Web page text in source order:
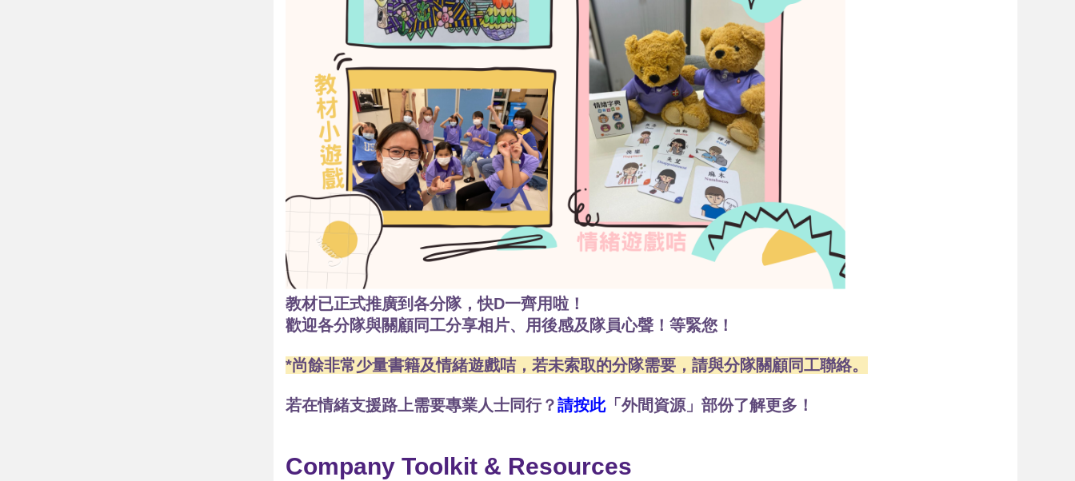
教材已正式推廣到各分隊，快D一齊用啦！
歡迎各分隊與關顧同工分享相片、用後感及隊員心聲！等緊您！
*尚餘非常少量書籍及情緒遊戲咭，若未索取的分隊需要，請與分隊關顧同工聯絡。
若在情緒支援路上需要專業人士同行？請按此「外間資源」部份了解更多！
Company Toolkit & Resources